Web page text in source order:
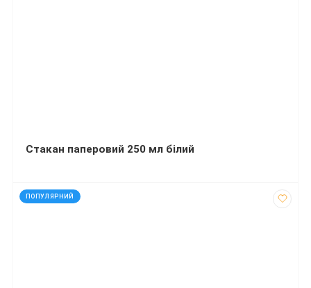
Стакан паперовий 250 мл білий
ПОПУЛЯРНИЙ
код: 927679